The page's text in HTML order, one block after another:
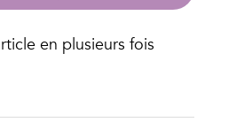
en plusieurs fois